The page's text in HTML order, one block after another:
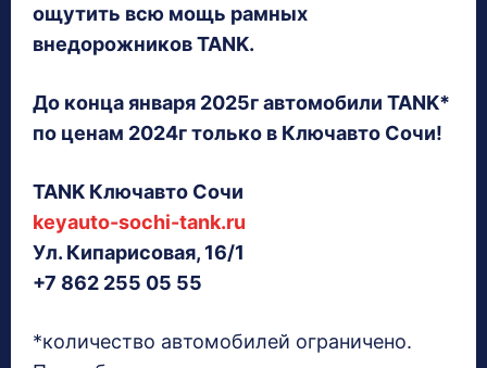
ощутить всю мощь рамных
внедорожников TANK.
До конца января 2025г автомобили TANK*
по ценам 2024г только в Ключавто Сочи!
TANK Ключавто Сочи
keyauto-sochi-tank.ru
Ул. Кипарисовая, 16/1
+7 862 255 05 55
*количество автомобилей ограничено.